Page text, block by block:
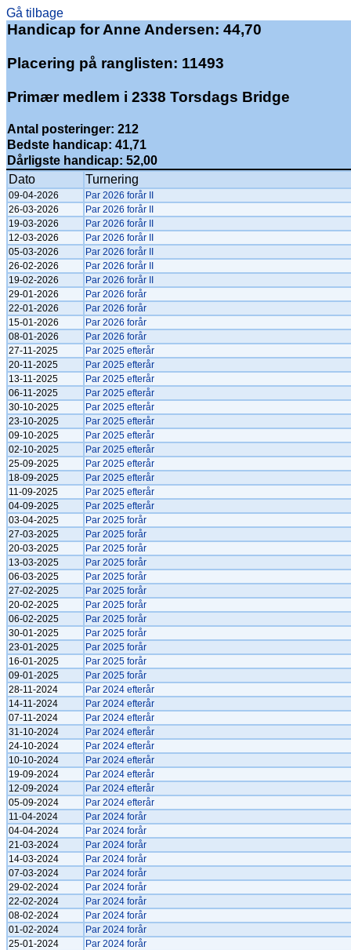
Gå tilbage
Handicap for Anne Andersen: 44,70
Placering på ranglisten: 11493
Primær medlem i 2338 Torsdags Bridge
Antal posteringer: 212
Bedste handicap: 41,71
Dårligste handicap: 52,00
Dato
Turnering
09-04-2026
Par 2026 forår II
26-03-2026
Par 2026 forår II
19-03-2026
Par 2026 forår II
12-03-2026
Par 2026 forår II
05-03-2026
Par 2026 forår II
26-02-2026
Par 2026 forår II
19-02-2026
Par 2026 forår II
29-01-2026
Par 2026 forår
22-01-2026
Par 2026 forår
15-01-2026
Par 2026 forår
08-01-2026
Par 2026 forår
27-11-2025
Par 2025 efterår
20-11-2025
Par 2025 efterår
13-11-2025
Par 2025 efterår
06-11-2025
Par 2025 efterår
30-10-2025
Par 2025 efterår
23-10-2025
Par 2025 efterår
09-10-2025
Par 2025 efterår
02-10-2025
Par 2025 efterår
25-09-2025
Par 2025 efterår
18-09-2025
Par 2025 efterår
11-09-2025
Par 2025 efterår
04-09-2025
Par 2025 efterår
03-04-2025
Par 2025 forår
27-03-2025
Par 2025 forår
20-03-2025
Par 2025 forår
13-03-2025
Par 2025 forår
06-03-2025
Par 2025 forår
27-02-2025
Par 2025 forår
20-02-2025
Par 2025 forår
06-02-2025
Par 2025 forår
30-01-2025
Par 2025 forår
23-01-2025
Par 2025 forår
16-01-2025
Par 2025 forår
09-01-2025
Par 2025 forår
28-11-2024
Par 2024 efterår
14-11-2024
Par 2024 efterår
07-11-2024
Par 2024 efterår
31-10-2024
Par 2024 efterår
24-10-2024
Par 2024 efterår
10-10-2024
Par 2024 efterår
19-09-2024
Par 2024 efterår
12-09-2024
Par 2024 efterår
05-09-2024
Par 2024 efterår
11-04-2024
Par 2024 forår
04-04-2024
Par 2024 forår
21-03-2024
Par 2024 forår
14-03-2024
Par 2024 forår
07-03-2024
Par 2024 forår
29-02-2024
Par 2024 forår
22-02-2024
Par 2024 forår
08-02-2024
Par 2024 forår
01-02-2024
Par 2024 forår
25-01-2024
Par 2024 forår